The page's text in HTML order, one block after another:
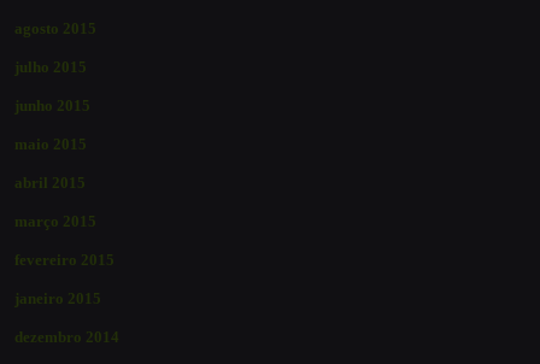
agosto 2015
julho 2015
junho 2015
maio 2015
abril 2015
março 2015
fevereiro 2015
janeiro 2015
dezembro 2014